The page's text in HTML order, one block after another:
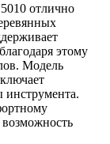
отлично
этому
Модель
инструмента.